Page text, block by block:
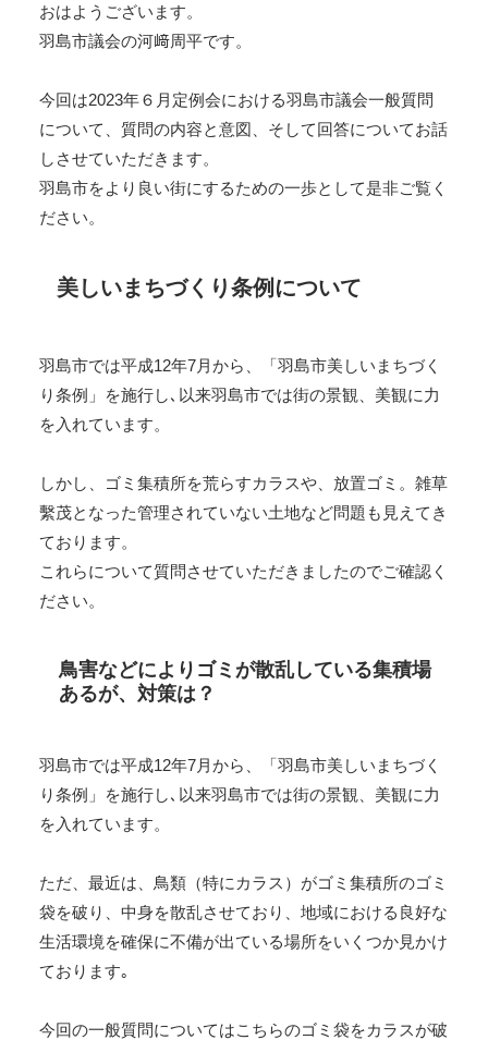
おはようございます。
羽島市議会の河﨑周平です。
今回は2023年６月定例会における羽島市議会一般質問
について、質問の内容と意図、そして回答についてお話
しさせていただきます。
羽島市をより良い街にするための一歩として是非ご覧く
ださい。
美しいまちづくり条例について
羽島市では平成12年7月から、「羽島市美しいまちづく
り条例」を施行し､以来羽島市では街の景観、美観に力
を入れています。
しかし、ゴミ集積所を荒らすカラスや、放置ゴミ。雑草
繫茂となった管理されていない土地など問題も見えてき
ております。
これらについて質問させていただきましたのでご確認く
ださい。
鳥害などによりゴミが散乱している集積場
あるが、対策は？
羽島市では平成12年7月から、「羽島市美しいまちづく
り条例」を施行し､以来羽島市では街の景観、美観に力
を入れています。
ただ、最近は、鳥類（特にカラス）がゴミ集積所のゴミ
袋を破り、中身を散乱させており、地域における良好な
生活環境を確保に不備が出ている場所をいくつか見かけ
ております｡
今回の一般質問についてはこちらのゴミ袋をカラスが破